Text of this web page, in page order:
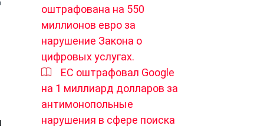
оштрафована на 550
миллионов евро за
нарушение Закона о
цифровых услугах.
ЕС оштрафовал Google
на 1 миллиард долларов за
антимонопольные
нарушения в сфере поиска